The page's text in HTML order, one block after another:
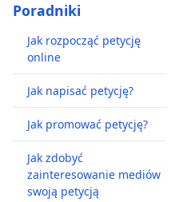
Poradniki
Jak rozpocząć petycję
online
Jak napisać petycję?
Jak promować petycję?
Jak zdobyć
zainteresowanie mediów
swoją petycją